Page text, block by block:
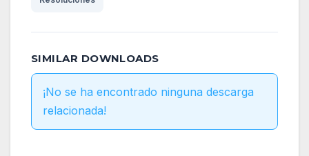
SIMILAR DOWNLOADS
¡No se ha encontrado ninguna descarga
relacionada!